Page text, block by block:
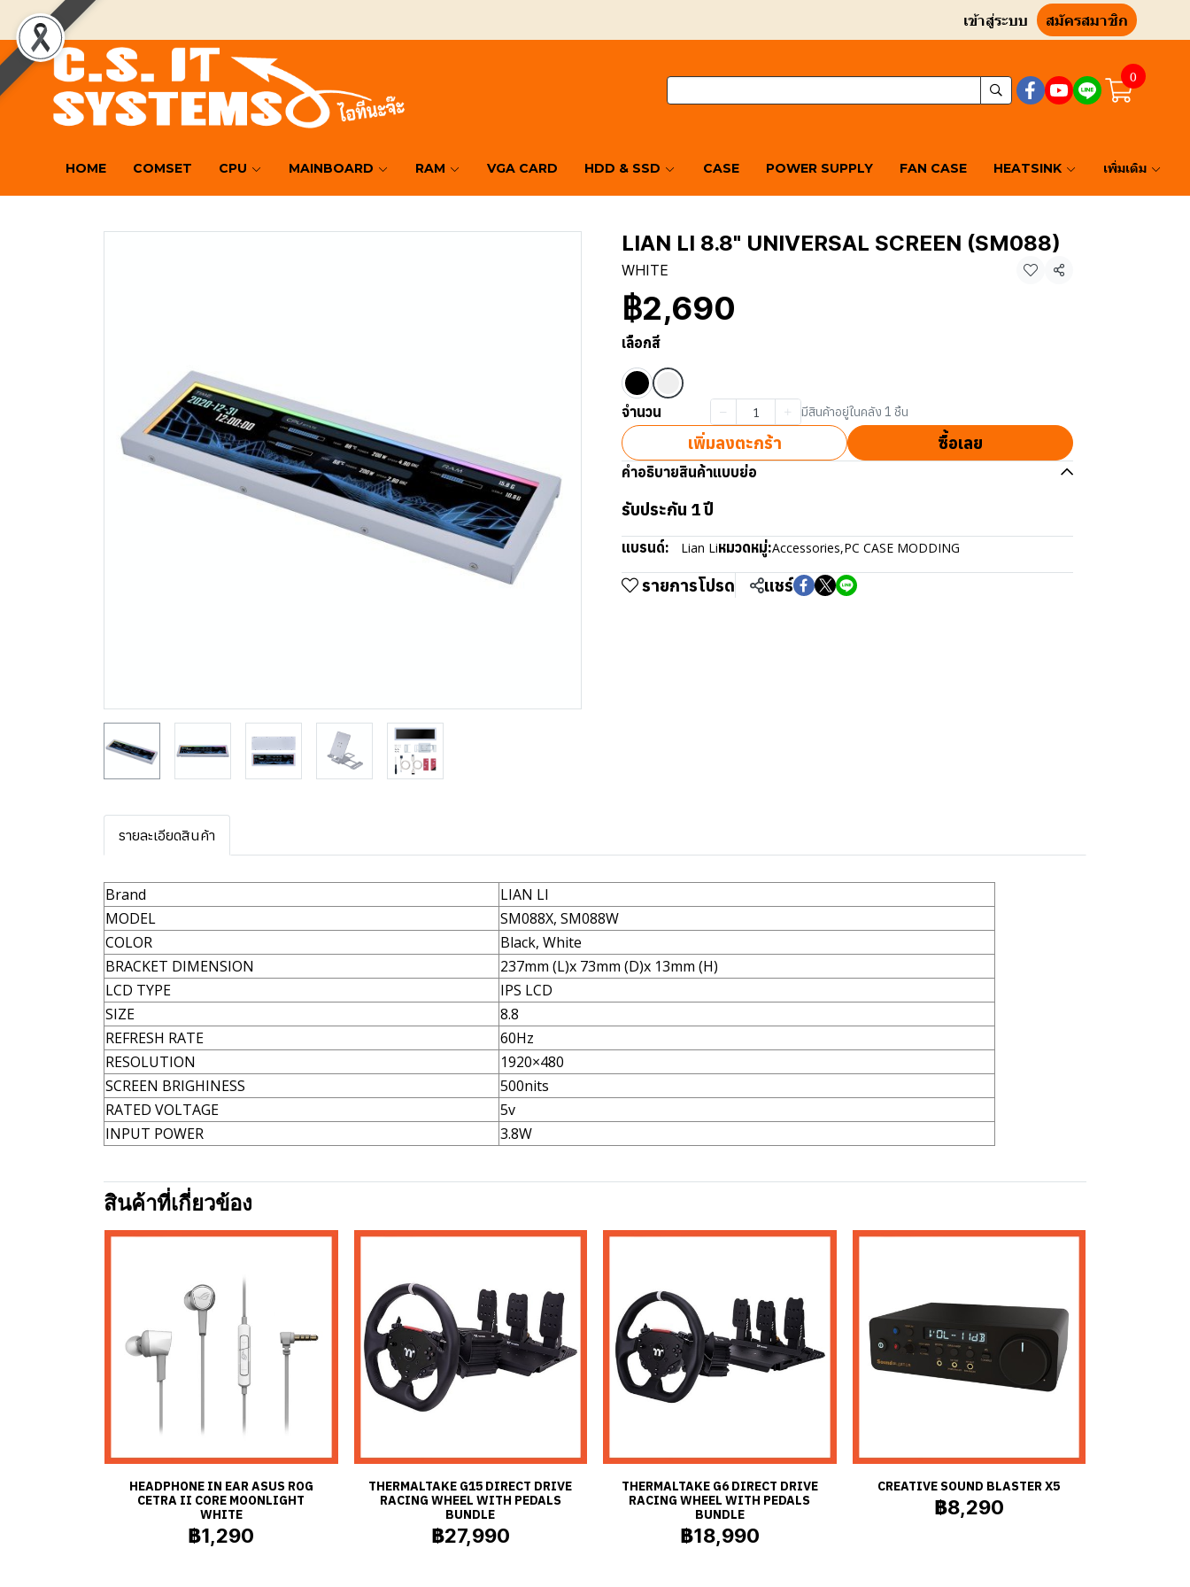
เข้าสู่ระบบ สมัครสมาชิก
0
HOME COMSET CPU MAINBOARD RAM VGA CARD HDD & SSD CASE POWER SUPPLY FAN CASE HEATSINK เพิ่มเติม
LIAN LI 8.8" UNIVERSAL SCREEN (SM088)
WHITE แชร์
฿2,690
เลือกสี
จำนวน มีสินค้าอยู่ในคลัง 1 ชิ้น
เพิ่มลงตะกร้า ซื้อเลย
คำอธิบายสินค้าแบบย่อ
รับประกัน 1 ปี
แบรนด์: Lian Liหมวดหมู่:Accessories,PC CASE MODDING
รายการโปรด แชร์
รายละเอียดสินค้า
Brand
LIAN LI
MODEL
SM088X, SM088W
COLOR
Black, White
BRACKET DIMENSION
237mm (L)x 73mm (D)x 13mm (H)
LCD TYPE
IPS LCD
SIZE
8.8
REFRESH RATE
60Hz
RESOLUTION
1920×480
SCREEN BRIGHINESS
500nits
RATED VOLTAGE
5v
INPUT POWER
3.8W
สินค้าที่เกี่ยวข้อง
HEADPHONE IN EAR ASUS ROG
CETRA II CORE MOONLIGHT
WHITE
฿1,290
THERMALTAKE G15 DIRECT DRIVE
RACING WHEEL WITH PEDALS
BUNDLE
฿27,990
THERMALTAKE G6 DIRECT DRIVE
RACING WHEEL WITH PEDALS
BUNDLE
฿18,990
CREATIVE SOUND BLASTER X5
฿8,290